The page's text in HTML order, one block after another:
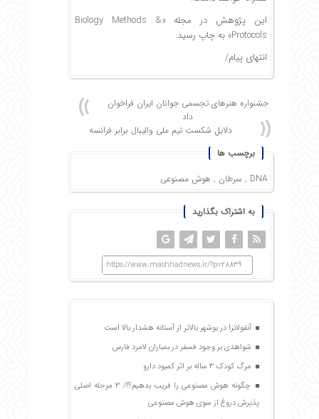
این پژوهش در مجله «Biology Methods &
Protocols» به چاپ رسید.
انتهای پیام/
جشنواره هنرهای تجسمی جوانان ایران فراخوان
داد
دلایل شکست تیم ملی والیبال برابر فرانسه
برچسب ها
DNA
, سرطان , هوش مصنوعی
به اشتراک بگذارید
https://www.mashhadnews.ir/?p=28839
آنفولانزا در بوشهر بالاتر از آستانه هشدار بالا است
شواهدی بر وجود فسفر در بمباران لامرد فارس
مرگ کودک ۳ ساله بر اثر کمبود دارو
چگونه هوش مصنوعی را فریب بدهیم؟!/ 3 مرحله اصلی
پذیرش دروغ از سوی هوش مصنوعی